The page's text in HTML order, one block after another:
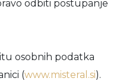
odbiti postupanje
osobnih podatka
(www.misteral.si).